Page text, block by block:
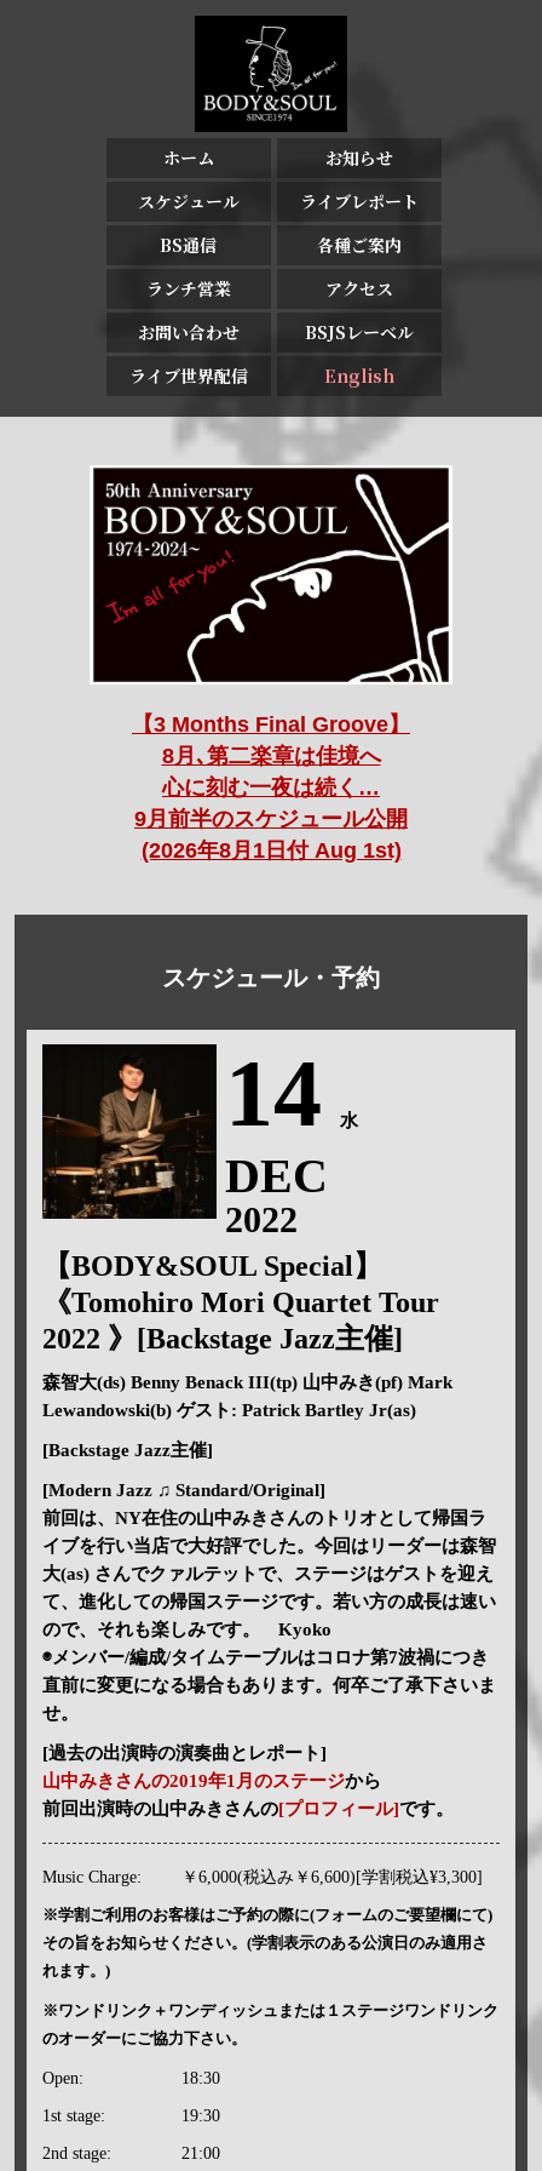
ホーム
お知らせ
スケジュール
ライブレポート
BS通信
各種ご案内
ランチ営業
アクセス
お問い合わせ
BSJSレーベル
ライブ世界配信
English
【3 Months Final Groove】
8月､第二楽章は佳境へ
心に刻む一夜は続く…
9月前半のスケジュール公開
(2026年8月1日付 Aug 1st)
スケジュール・予約
14 水
DEC
2022
【BODY&SOUL Special】
《Tomohiro Mori Quartet Tour
2022 》[Backstage Jazz主催]
森智大(ds) Benny Benack III(tp) 山中みき(pf) Mark
Lewandowski(b) ゲスト: Patrick Bartley Jr(as)
[Backstage Jazz主催]
[Modern Jazz ♫ Standard/Original]
前回は、NY在住の山中みきさんのトリオとして帰国ラ
イブを行い当店で大好評でした。今回はリーダーは森智
大(as) さんでクァルテットで、ステージはゲストを迎え
て、進化しての帰国ステージです。若い方の成長は速い
ので、それも楽しみです。 Kyoko
◉メンバー/編成/タイムテーブルはコロナ第7波禍につき
直前に変更になる場合もあります。何卒ご了承下さいま
せ。
[過去の出演時の演奏曲とレポート]
山中みきさんの2019年1月のステージから
前回出演時の山中みきさんの[プロフィール]です。
Music Charge: ￥6,000(税込み￥6,600)[学割税込¥3,300]
※学割ご利用のお客様はご予約の際に(フォームのご要望欄にて)
その旨をお知らせください。(学割表示のある公演日のみ適用さ
れます。)
※ワンドリンク＋ワンディッシュまたは１ステージワンドリンク
のオーダーにご協力下さい。
Open: 18:30
1st stage: 19:30
2nd stage: 21:00